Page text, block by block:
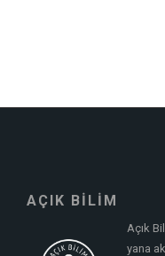
AÇIK BİLİM
Açık
yana